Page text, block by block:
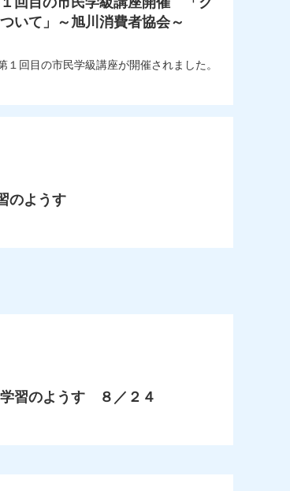
いて」～旭川消費者協会～
回目の市民学級講座が開催されました。
ようす
習のようす ８／２４